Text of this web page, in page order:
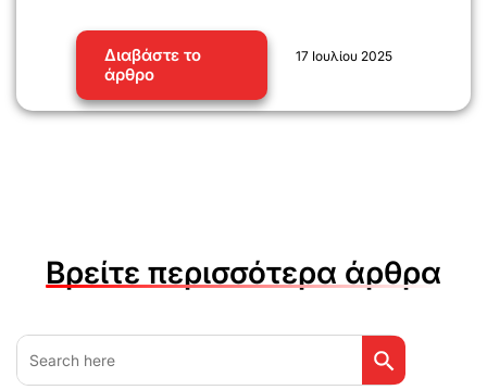
Διαβάστε το
άρθρο
17 Ιουλίου 2025
Βρείτε περισσότερα άρθρα
Search
for:
Search Button